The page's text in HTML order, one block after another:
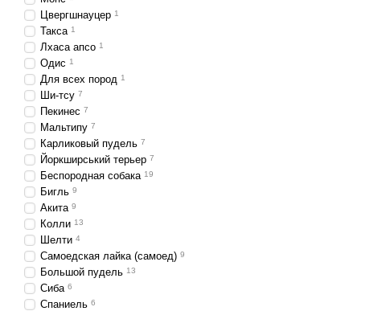
Цвергшнауцер 1
Такса 1
Лхаса апсо 1
Одис 1
Для всех пород 1
Ши-тсу 7
Пекинес 7
Мальтипу 7
Карликовый пудель 7
Йоркширський терьер 7
Беспородная собака 19
Бигль 9
Акита 9
Колли 13
Шелти 4
Самоедская лайка (самоед) 9
Большой пудель 13
Сиба 6
Спаниель 6